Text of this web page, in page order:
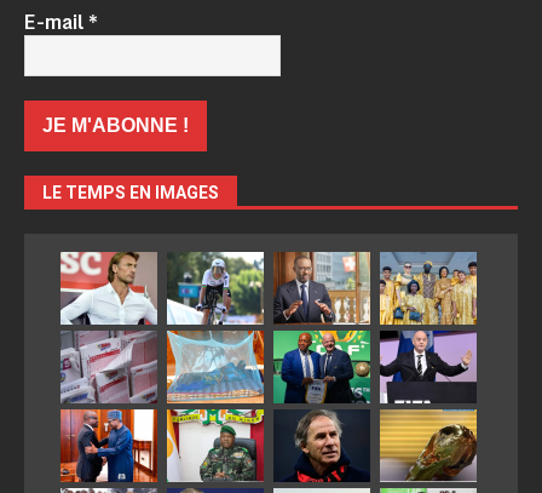
E-mail*
LE TEMPS EN IMAGES